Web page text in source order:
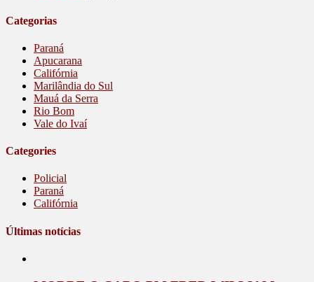
Categorias
Paraná
Apucarana
Califórnia
Marilândia do Sul
Mauá da Serra
Rio Bom
Vale do Ivaí
Categories
Policial
Paraná
Califórnia
Últimas notícias